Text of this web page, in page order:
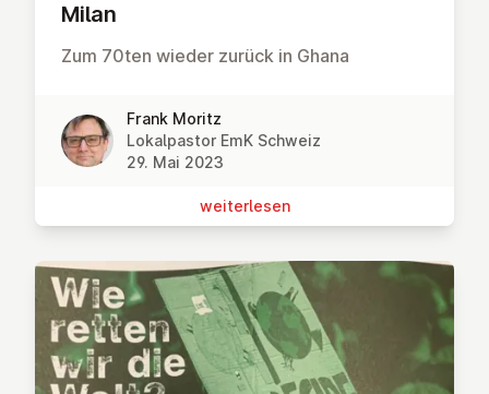
Milan
Zum 70ten wieder zurück in Ghana
Frank Moritz
Lokalpastor EmK Schweiz
29. Mai 2023
wei­ter­le­sen